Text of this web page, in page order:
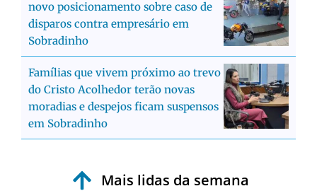
novo posicionamento sobre caso de
disparos contra empresário em
Sobradinho
Famílias que vivem próximo ao trevo
do Cristo Acolhedor terão novas
moradias e despejos ficam suspensos
em Sobradinho
Mais lidas da semana